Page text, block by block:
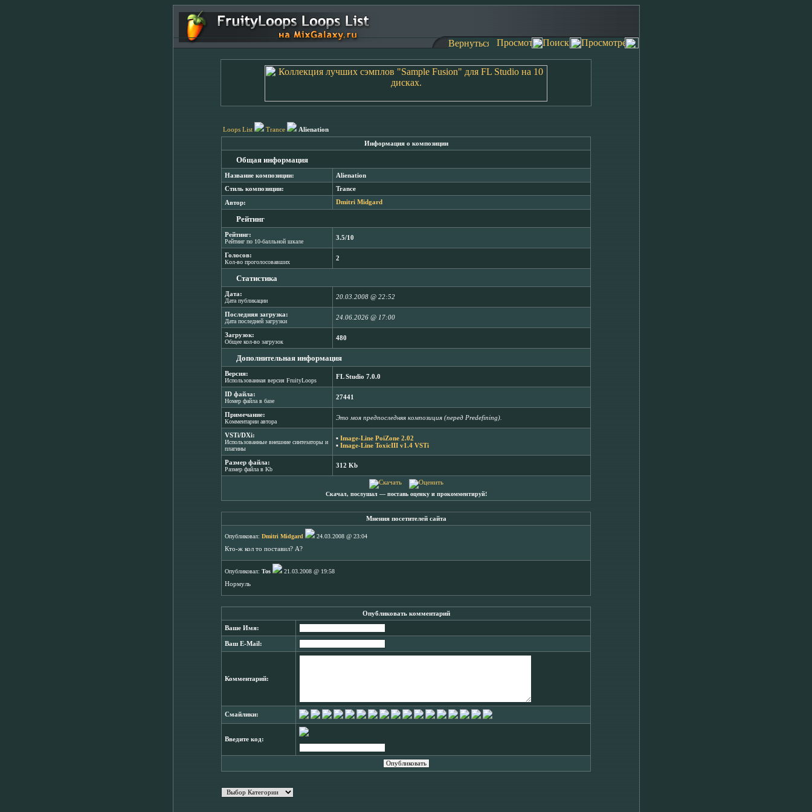
Loops List Trance Alienation
Информация о композиции
Общая информация
Название композиции: Alienation
Стиль композиции: Trance
Автор: Dmitri Midgard
Рейтинг
Рейтинг:
Рейтинг по 10-балльной шкале
3.5/10
Голосов:
Кол-во проголосовавших
2
Статистика
Дата:
Дата публикации
20.03.2008 @ 22:52
Последняя загрузка:
Дата последней загрузки
24.06.2026 @ 17:00
Загрузок:
Общее кол-во загрузок
480
Дополнительная информация
Версия:
Использованная версия FruityLoops
FL Studio 7.0.0
ID файла:
Номер файла в базе
27441
Примечание:
Комментарии автора
Это моя предпоследняя композиция (перед Predefining).
VSTi/DXi:
Использованные внешние синтезаторы и
плагины
▪ Image-Line PoiZone 2.02
▪ Image-Line ToxicIII v1.4 VSTi
Размер файла:
Размер файла в Kb
312 Kb
Скачал, послушал ― поставь оценку и прокомментируй!
Мнения посетителей сайта
Опубликовал: Dmitri Midgard
24.03.2008 @ 23:04
Кто-ж кол то поставил? А?
Опубликовал: Tos
21.03.2008 @ 19:58
Нормуль
Опубликовать комментарий
Ваше Имя:
Ваш E-Mail:
Комментарий:
Смайлики:
Введите код: